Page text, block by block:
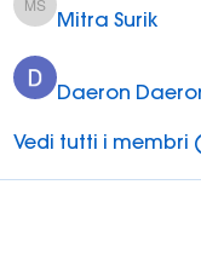
Mitra Surik
Mitra Surik
Daeron
Vedi tutti i membri